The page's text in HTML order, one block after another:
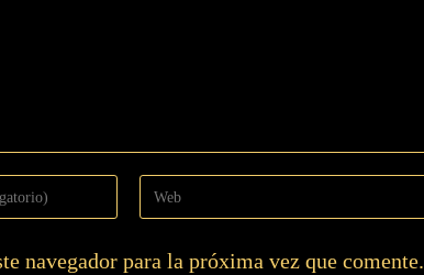
navegador para la próxima vez que comente.